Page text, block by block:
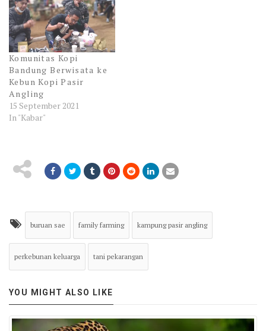
Komunitas Kopi
Bandung Berwisata ke
Kebun Kopi Pasir
Angling
15 September 2021
In "Kabar"
buruan sae family farming kampung pasir angling
perkebunan keluarga tani pekarangan
YOU MIGHT ALSO LIKE